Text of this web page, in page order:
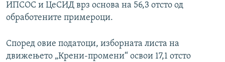
ИПСОС и ЦеСИД врз основа на 56,3 отсто од
обработените примероци.
Според овие податоци, изборната листа на
движењето „Крени-промени“ освои 17,1 отсто